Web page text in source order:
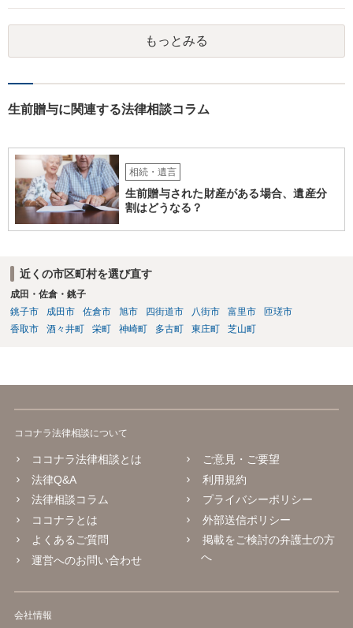
相談されるのが良いと思います。
もっとみる
生前贈与に関連する法律相談コラム
相続・遺言
生前贈与された財産がある場合、遺産分
割はどうなる？
近くの市区町村を選び直す
成田・佐倉・銚子
銚子市
成田市 佐倉市 旭市 四街道市 八街市 富里市
匝瑳市
香取市
酒々井町 栄町 神崎町 多古町 東庄町 芝山町
ココナラ法律相談について
ココナラ法律相談とは
法律Q&A
法律相談コラム
ココナラとは
よくあるご質問
運営へのお問い合わせ
ご意見・ご要望
利用規約
プライバシーポリシー
外部送信ポリシー
掲載をご検討の弁護士の方
へ
会社情報